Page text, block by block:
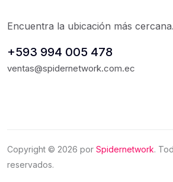
Encuentra la ubicación más
+593 994 005 478
ventas@spidernetwork.com.ec
Copyright © 2026 por Spidernetwork.
reservados.